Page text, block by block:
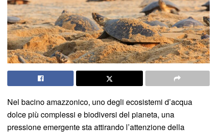
Nel bacino amazzonico, uno degli ecosistemi d’acqua
dolce più complessi e biodiversi del pianeta, una
pressione emergente sta attirando l’attenzione della